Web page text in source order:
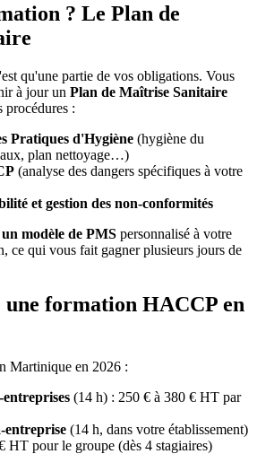
? Le Plan de
qu'une partie de vos obligations. Vous
à jour un Plan de Maîtrise Sanitaire
procédures :
Pratiques d'Hygiène (hygiène du
plan nettoyage…)
(analyse des dangers spécifiques à votre
et gestion des non-conformités
modèle de PMS personnalisé à votre
ce qui vous fait gagner plusieurs jours de
une formation HACCP en
Martinique en 2026 :
(14 h) : 250 € à 380 € HT par
(14 h, dans votre établissement)
HT pour le groupe (dès 4 stagiaires)